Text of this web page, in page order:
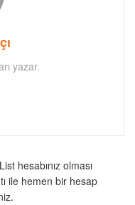
yazar.
hesabınız olması
ile hemen bir hesap